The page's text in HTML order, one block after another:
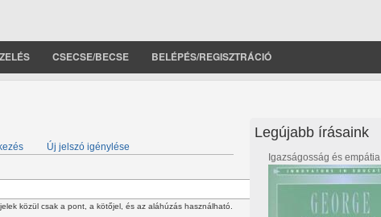
CSECSE/BECSE BELÉPÉS/REGISZTRÁCIÓ
Új jelszó igénylése
közül csak a pont, a kötőjel, és az aláhúzás használható.
Legújabb írásaink
Igazságosság és empátia